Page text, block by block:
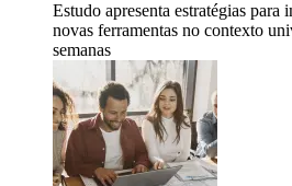
Estudo apresenta estratégias para
novas ferramentas no contexto
semanas